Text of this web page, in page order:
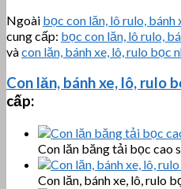
Ngoài bọc con lăn, lô rulo, bánh
cung cấp: bọc con lăn, lô rulo,
vàcon lăn, bánh xe, lô, rulo bọc
Con lăn, bánh xe, lô, rulo
cấp:
Con lăn băng tải bọc cao
Con lăn, bánh xe, lô, rulo